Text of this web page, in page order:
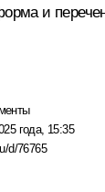
и
года, 15:35
d/76765